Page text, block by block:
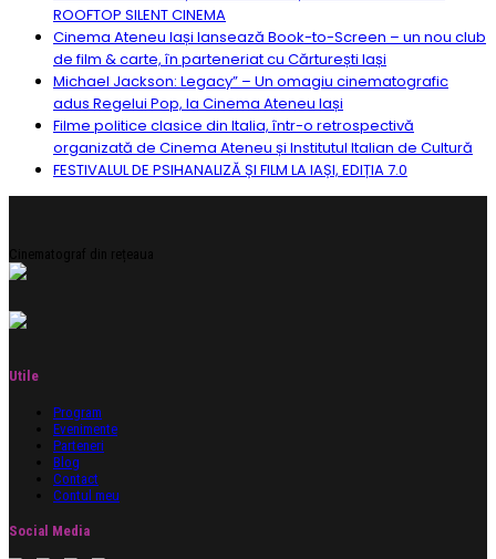
ROOFTOP SILENT CINEMA
Cinema Ateneu Iași lansează Book-to-Screen – un nou club
de film & carte, în parteneriat cu Cărturești Iași
Michael Jackson: Legacy” – Un omagiu cinematografic
adus Regelui Pop, la Cinema Ateneu Iași
Filme politice clasice din Italia, într-o retrospectivă
organizată de Cinema Ateneu și Institutul Italian de Cultură
FESTIVALUL DE PSIHANALIZĂ ȘI FILM LA IAȘI, EDIȚIA 7.0
Cinematograf din rețeaua
Utile
Program
Evenimente
Parteneri
Blog
Contact
Contul meu
Social Media